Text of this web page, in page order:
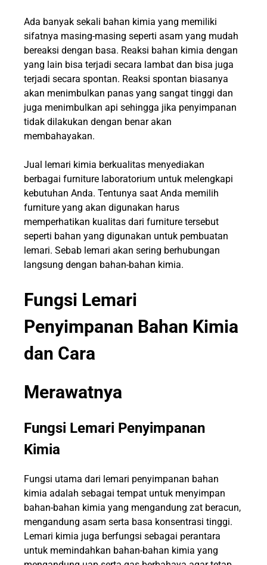
Ada banyak sekali bahan kimia yang memiliki
sifatnya masing-masing seperti asam yang mudah
bereaksi dengan basa. Reaksi bahan kimia dengan
yang lain bisa terjadi secara lambat dan bisa juga
terjadi secara spontan. Reaksi spontan biasanya
akan menimbulkan panas yang sangat tinggi dan
juga menimbulkan api sehingga jika penyimpanan
tidak dilakukan dengan benar akan
membahayakan.
Jual lemari kimia berkualitas menyediakan
berbagai furniture laboratorium untuk melengkapi
kebutuhan Anda. Tentunya saat Anda memilih
furniture yang akan digunakan harus
memperhatikan kualitas dari furniture tersebut
seperti bahan yang digunakan untuk pembuatan
lemari. Sebab lemari akan sering berhubungan
langsung dengan bahan-bahan kimia.
Fungsi Lemari
Penyimpanan Bahan Kimia
dan Cara
Merawatnya
Fungsi Lemari Penyimpanan
Kimia
Fungsi utama dari lemari penyimpanan bahan
kimia adalah sebagai tempat untuk menyimpan
bahan-bahan kimia yang mengandung zat beracun,
mengandung asam serta basa konsentrasi tinggi.
Lemari kimia juga berfungsi sebagai perantara
untuk memindahkan bahan-bahan kimia yang